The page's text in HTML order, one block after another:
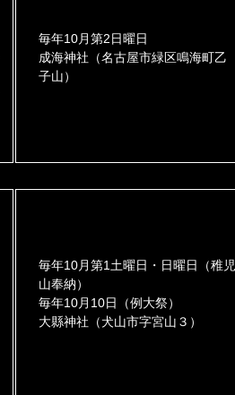
毎年10月第2日曜日
成海神社（名古屋市緑区鳴海町乙
子山）
毎年10月第1土曜日・日曜日（稚児
山奉納）
毎年10月10日（例大祭）
大縣神社（犬山市字宮山３）